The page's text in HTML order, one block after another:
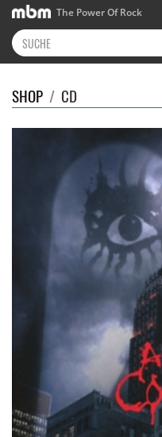
The Power Of Rock
SHOP / CD